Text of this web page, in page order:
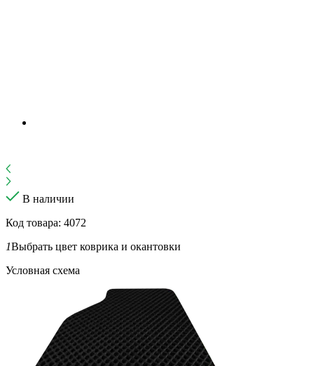
В наличии
Код товара: 4072
1Выбрать цвет коврика и окантовки
Условная схема